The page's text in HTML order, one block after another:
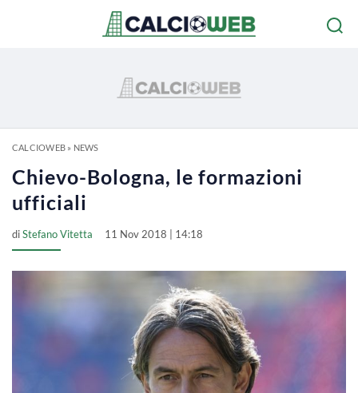
CALCIOWEB» NEWS
Chievo-Bologna, le formazioni
ufficiali
diStefano Vitetta 11 Nov 2018 | 14:18